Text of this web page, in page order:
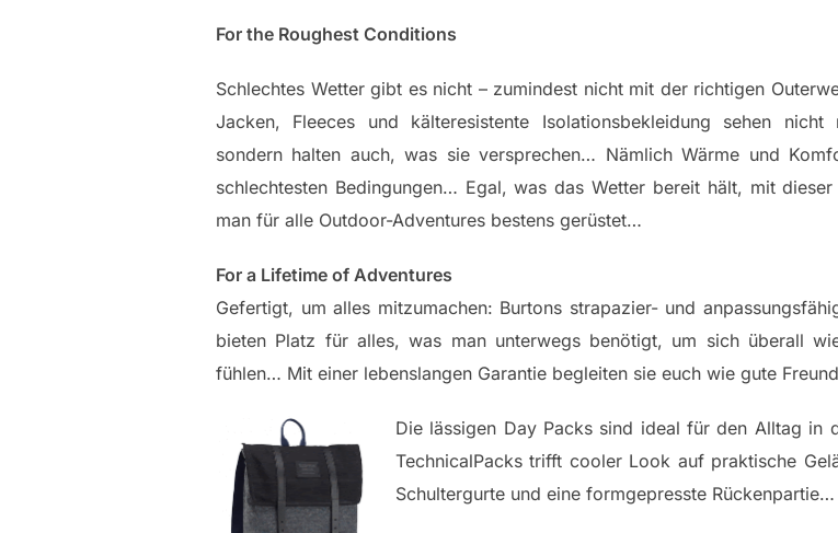
For the Roughest Conditions
Schlechtes Wetter gibt es nicht – zumindest nicht mit der richtigen
Jacken, Fleeces und kälteresistente Isolationsbekleidung sehen
sondern halten auch, was sie versprechen… Nämlich Wärme und
schlechtesten Bedingungen… Egal, was das Wetter bereit hält, mit
man für alle Outdoor-Adventures bestens gerüstet…
For a Lifetime of Adventures
Gefertigt, um alles mitzumachen: Burtons strapazier- und
bieten Platz für alles, was man unterwegs benötigt, um sich überall
fühlen… Mit einer lebenslangen Garantie begleiten sie euch wie gute
Die lässigen Day Packs sind ideal für den Alltag
TechnicalPacks trifft cooler Look auf praktische
Schultergurte und eine formgepresste Rückenpartie…